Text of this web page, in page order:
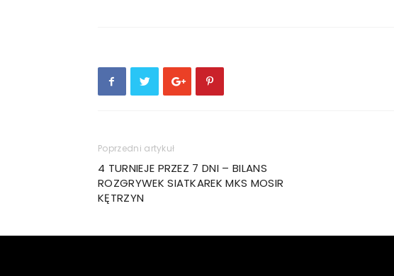
Poprzedni artykuł
4 TURNIEJE PRZEZ 7 DNI – BILANS
ROZGRYWEK SIATKAREK MKS MOSIR
KĘTRZYN